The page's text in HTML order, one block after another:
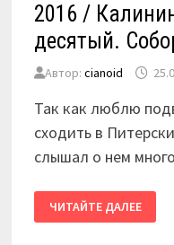
2016 /
десятый.
Автор: cianoid
Так как люблю
сходить в
слышал о нем
/
КАЛИНИНГРАД
ЧИТАЙТЕ ДАЛЕЕ